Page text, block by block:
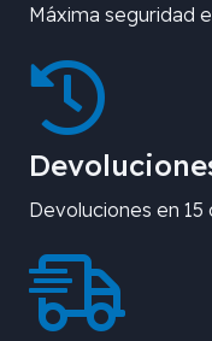
Máxima seguridad
Devoluciones en 15